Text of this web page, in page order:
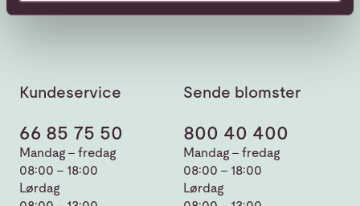
Kundeservice
66 85 75 50
Mandag - fredag
08:00 - 18:00
Lørdag
Sende blomster
800 40 400
Mandag - fredag
08:00 - 18:00
Lørdag